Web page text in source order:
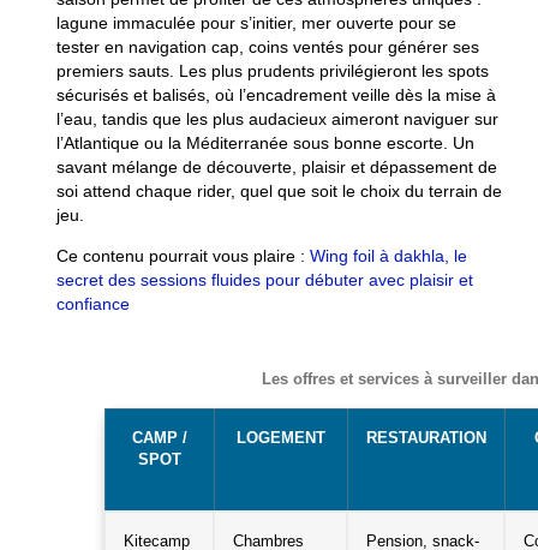
lagune immaculée pour s’initier, mer ouverte pour se
tester en navigation cap, coins ventés pour générer ses
premiers sauts. Les plus prudents privilégieront les spots
sécurisés et balisés, où l’encadrement veille dès la mise à
l’eau, tandis que les plus audacieux aimeront naviguer sur
l’Atlantique ou la Méditerranée sous bonne escorte. Un
savant mélange de découverte, plaisir et dépassement de
soi attend chaque rider, quel que soit le choix du terrain de
jeu.
Ce contenu pourrait vous plaire : Wing foil à dakhla, le
secret des sessions fluides pour débuter avec plaisir et
confiance
Les offres et services à surveiller
CAMP /
SPOT
LOGEMENT RESTAURATION
Kitecamp
Chambres
Pension, snack-